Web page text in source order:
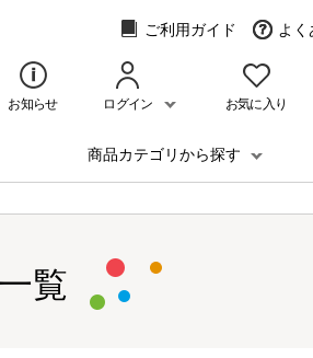
ご利用ガイド よ
お知らせ ログイン お気に入り
商品カテゴリから探す
覧